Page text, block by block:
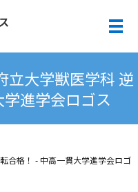
メ
立大学獣医学科 逆
進学会ロゴス
合格！ - 中高一貫大学進学会ロゴ